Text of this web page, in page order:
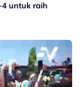
untuk raih